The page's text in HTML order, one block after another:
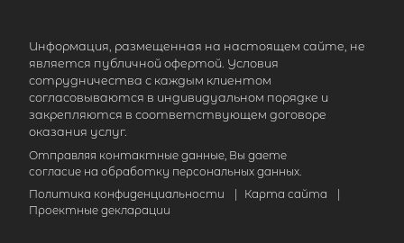
Информация, размещенная на настоящем сайте, не
является публичной офертой. Условия
сотрудничества с каждым клиентом
согласовываются в индивидуальном порядке и
закрепляются в соответствующем договоре
оказания услуг.
Отправляя контактные данные, Вы даете
согласие на обработку персональных данных.
Политика конфиденциальности
Карта сайта
Проектные декларации